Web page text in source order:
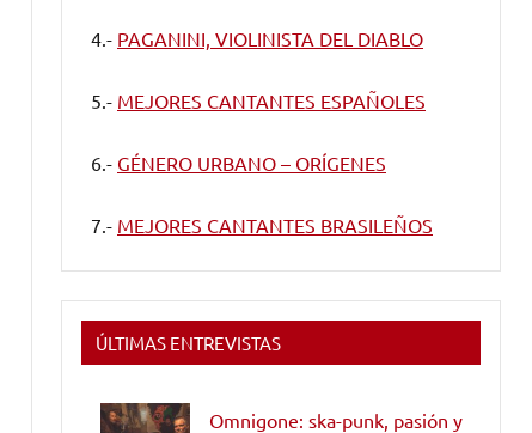
4.- PAGANINI, VIOLINISTA DEL DIABLO
5.- MEJORES CANTANTES ESPAÑOLES
6.- GÉNERO URBANO – ORÍGENES
7.- MEJORES CANTANTES BRASILEÑOS
ÚLTIMAS ENTREVISTAS
Omnigone: ska-punk, pasión y